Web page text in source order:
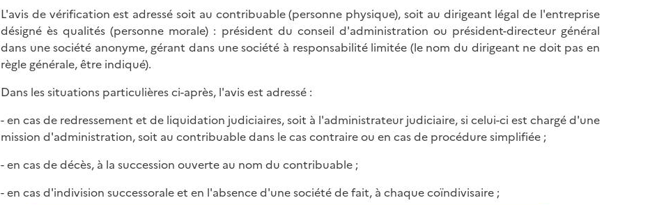
L'avis de vérification est adressé soit au contribuable (personne physique), soit au dirigeant légal de l'entreprise
désigné ès qualités (personne morale) : président du conseil d'administration ou président-directeur général
dans une société anonyme, gérant dans une société à responsabilité limitée (le nom du dirigeant ne doit pas en
règle générale, être indiqué).
Dans les situations particulières ci-après, l'avis est adressé :
- en cas de redressement et de liquidation judiciaires, soit à l'administrateur judiciaire, si celui-ci est chargé d'une
mission d'administration, soit au contribuable dans le cas contraire ou en cas de procédure simplifiée ;
- en cas de décès, à la succession ouverte au nom du contribuable ;
- en cas d'indivision successorale et en l'absence d'une société de fait, à chaque coïndivisaire ;